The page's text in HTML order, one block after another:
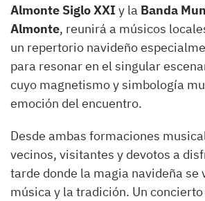
Almonte Siglo XXI y la Banda
Almonte, reunirá a músicos
un repertorio navideño
para resonar en el singular
cuyo magnetismo y simbología
emoción del encuentro.
Desde ambas formaciones
vecinos, visitantes y devotos a
tarde donde la magia navideña se
música y la tradición. Un